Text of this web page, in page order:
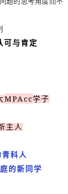
可与肯定
MPAcc学子
主人
科人
的新同学